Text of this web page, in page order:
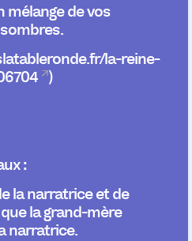
mélange de vos
la-reine-
)
:
la narratrice et de
la grand-mère
narratrice.